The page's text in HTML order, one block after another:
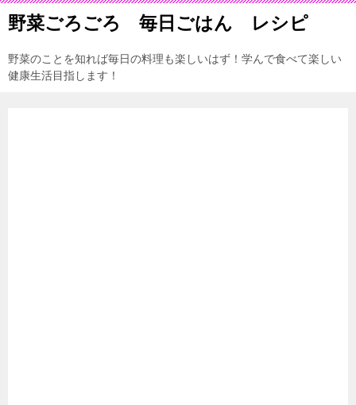
野菜ごろごろ 毎日ごはん レシピ
野菜のことを知れば毎日の料理も楽しいはず！学んで食べて楽しい
健康生活目指します！